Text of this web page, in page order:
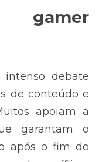
gamer
debate
de conteúdo e
apoiam a
garantam o
após o fim do